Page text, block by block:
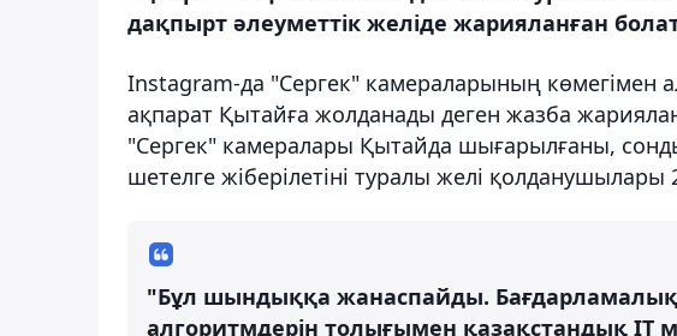
дақпырт әлеуметтік желіде жарияланған
Instagram-да "Сергек" камераларының көмегімен
ақпарат Қытайға жолданады деген жазба
"Сергек" камералары Қытайда шығарылғаны,
шетелге жіберілетіні туралы желі
"Бұл шындыққа жанаспайды.
алгоритмдерін толығымен қазақстандық IT